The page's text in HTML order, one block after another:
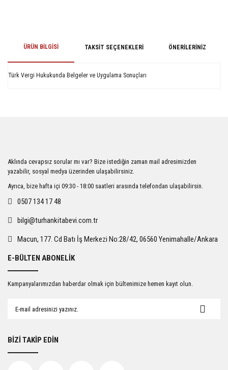
ÜRÜN BILGISI TAKSIT SEÇENEKLERI ÖNERILERINIZ
Türk Vergi Hukukunda Belgeler ve Uygulama Sonuçları
Ürün açıklamasında eksik bilgiler bulunuyor.
Ürün bilgilerinde hatalar bulunuyor.
Ürün fiyatı diğer sitelerden daha pahalı.
Gönder
Aklında cevapsız sorular mı var? Bize istediğin zaman mail adresimizden
yazabilir, sosyal medya üzerinden ulaşabilirsiniz.
Ayrıca, bize hafta içi 09:30 - 18:00 saatleri arasında telefondan ulaşabilirsin.
0507 134 17 48
bilgi@turhankitabevi.com.tr
Macun, 177. Cd Batı İş Merkezi No:28/42, 06560 Yenimahalle/Ankara
E-BÜLTEN ABONELİK
Kampanyalarımızdan haberdar olmak için bültenimize hemen kayıt olun.
BİZİ TAKİP EDİN